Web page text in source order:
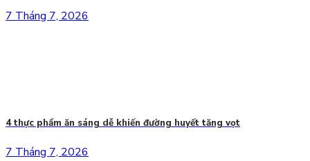
7 Tháng 7, 2026
4 thực phẩm ăn sáng dễ khiến đường huyết tăng vọt
7 Tháng 7, 2026